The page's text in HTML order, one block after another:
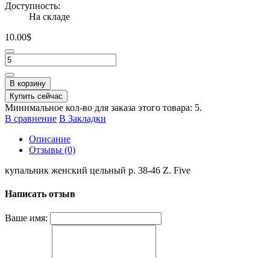
Доступность:
На складе
10.00$
В корзину
Купить сейчас
Минимальное кол-во для заказа этого товара: 5.
В сравнение В Закладки
Описание
Отзывы (0)
купальник женский цельный р. 38-46 Z. Five
Написать отзыв
Ваше имя: